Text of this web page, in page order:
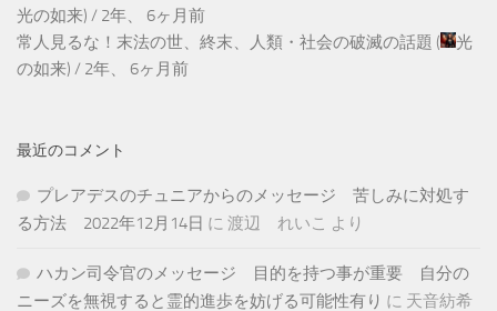
光の如来) / 2年、 6ヶ月前
常人見るな！末法の世、終末、人類・社会の破滅の話題 (
光
の如来) / 2年、 6ヶ月前
最近のコメント
プレアデスのチュニアからのメッセージ 苦しみに対処す
る方法 2022年12月14日 に 渡辺 れいこ より
ハカン司令官のメッセージ 目的を持つ事が重要 自分の
ニーズを無視すると霊的進歩を妨げる可能性有り に 天音紡希